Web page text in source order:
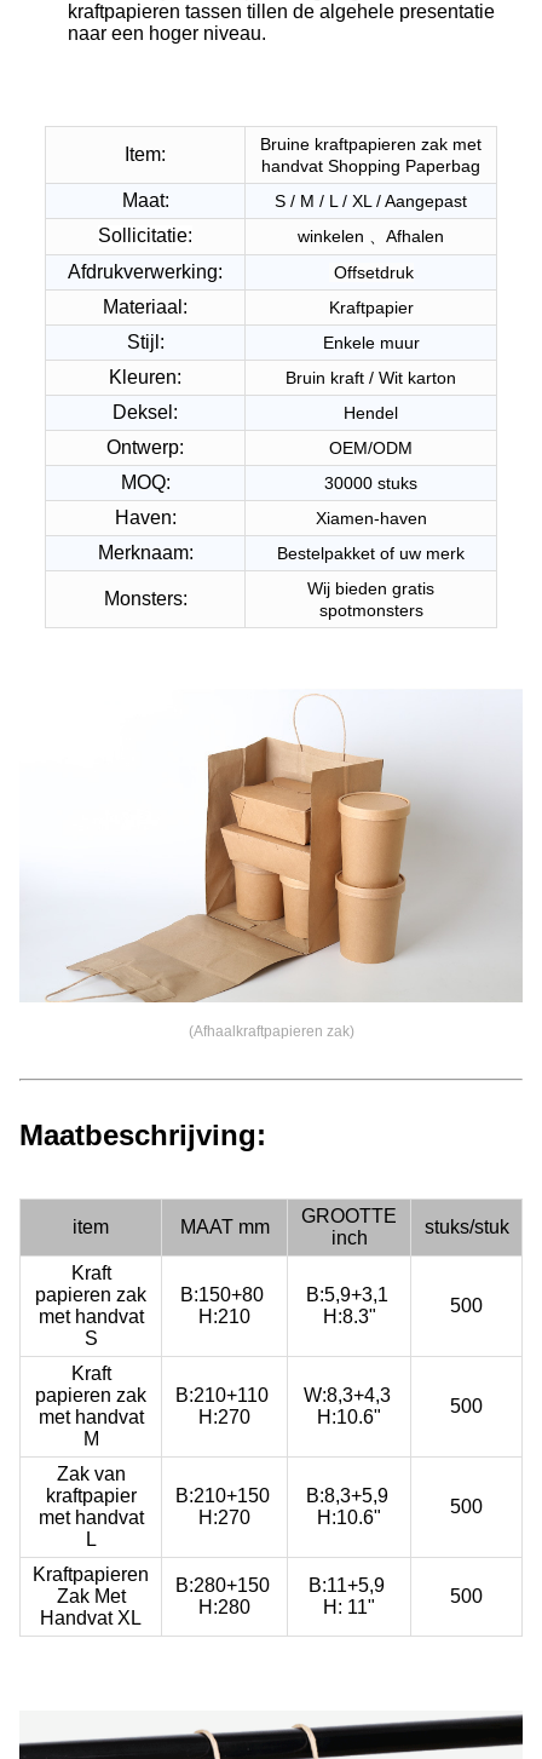
kraftpapieren tassen tillen de algehele presentatie
naar een hoger niveau.
Item:
Bruine kraftpapieren zak met
handvat Shopping Paperbag
Maat: S / M / L / XL / Aangepast
Sollicitatie: winkelen 、Afhalen
Afdrukverwerking: Offsetdruk
Materiaal: Kraftpapier
Stijl: Enkele muur
Kleuren: Bruin kraft / Wit karton
Deksel: Hendel
Ontwerp: OEM/ODM
MOQ: 30000 stuks
Haven: Xiamen-haven
Merknaam: Bestelpakket of uw merk
Monsters:
Wij bieden gratis
spotmonsters
(Afhaalkraftpapieren zak)
Maatbeschrijving:
item MAAT mm
GROOTTE
inch
stuks/stuk
Kraft
papieren zak
met handvat
S
B:150+80
H:210
B:5,9+3,1
H:8.3"
500
Kraft
papieren zak
met handvat
M
B:210+110
H:270
W:8,3+4,3
H:10.6"
500
Zak van
kraftpapier
met handvat
L
B:210+150
H:270
B:8,3+5,9
H:10.6"
500
Kraftpapieren
Zak Met
Handvat XL
B:280+150
H:280
B:11+5,9
H: 11"
500